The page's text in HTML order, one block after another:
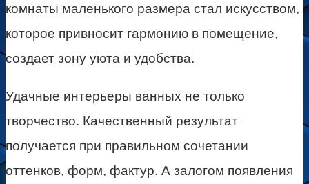
комнаты маленького размера стал искусством,
которое привносит гармонию в помещение,
создает зону уюта и удобства.
Удачные интерьеры ванных не только
творчество. Качественный результат
получается при правильном сочетании
оттенков, форм, фактур. А залогом появления